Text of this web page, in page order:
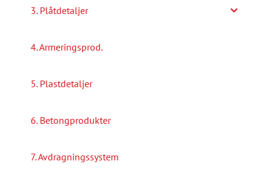
3. Plåtdetaljer
4. Armeringsprod.
5. Plastdetaljer
6. Betongprodukter
7. Avdragningssystem